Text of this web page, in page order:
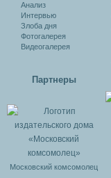
Анализ
Интервью
Злоба дня
Фотогалерея
Видеогалерея
Партнеры
Московский комсомолец